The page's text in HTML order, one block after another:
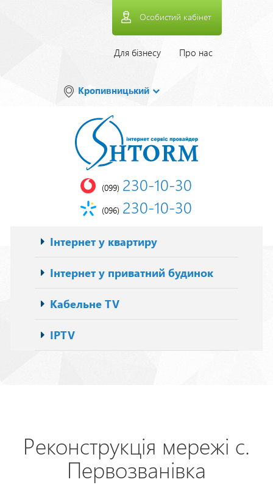
Особистий кабінет
Верхнее
Для бізнесу Про нас
Кропивницький
(099) 230-10-30
(096) 230-10-30
Основна
навіґація
Інтернет у квартиру
Інтернет у приватний будинок
Кабельне TV
IPTV
Реконструкція мережі с.
Первозванівка